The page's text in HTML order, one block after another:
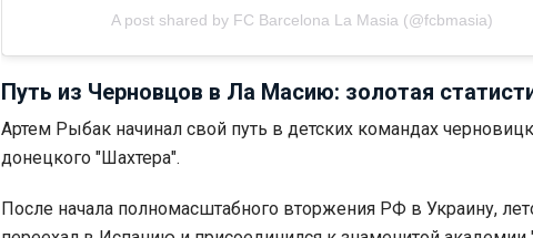
A post shared by FC Barcelona La Masia (@fcbmasia)
Путь из Черновцов в Ла Масию: золотая
Артем Рыбак начинал свой путь в детских командах
донецкого "Шахтера".
После начала полномасштабного вторжения РФ в Украину,